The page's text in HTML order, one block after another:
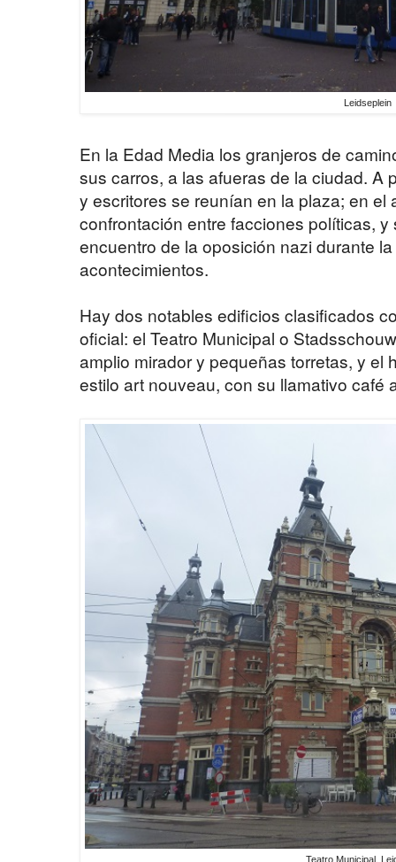
Leidseplein
En la Edad Media los granjeros de
sus carros, a las afueras de la ciudad. A
y escritores se reunían en la plaza; en el
confrontación entre facciones políticas,
encuentro de la oposición nazi durante
acontecimientos.
Hay dos notables edificios clasificados
oficial: el Teatro Municipal o
amplio mirador y pequeñas torretas, y el
estilo art nouveau, con su llamativo café
Teatro Municipal.